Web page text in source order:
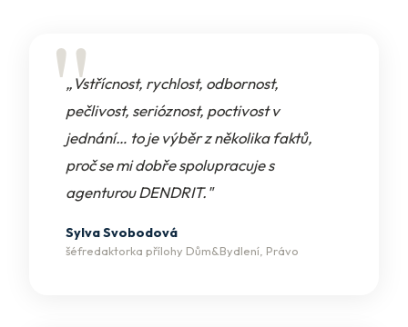
„Vstřícnost, rychlost, odbornost,
pečlivost, serióznost, poctivost v
jednání… to je výběr z několika faktů,
proč se mi dobře spolupracuje s
agenturou DENDRIT."
Sylva Svobodová
šéfredaktorka přílohy Dům&Bydlení, Právo